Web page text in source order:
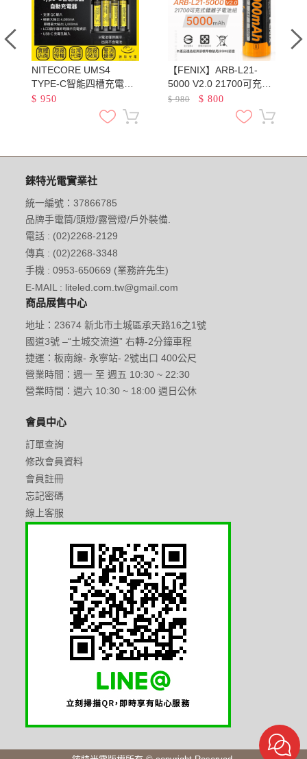
NITECORE UMS4
TYPE-C智能四槽充電器
QC3.0快充 18650 21700
鋰電池 AA AAA 鎳氫
$ 950
【FENIX】ARB-L21-
5000 V2.0 21700可充電
鋰電池 容量5000mAh 最
$980 $ 800
錸特光電實業社
統一編號：37866785
品牌手電筒/頭燈/露營燈/戶外裝備.
電話 : (02)2268-2129
傳真 : (02)2268-3348
手機 : 0953-650669 (業務許先生)
E-MAIL : liteled.com.tw@gmail.com
商品展售中心
地址：23674 新北市土城區承天路16之1號
國道3號 –“土城交流道” 右轉-2分鐘車程
捷運：板南線- 永寧站- 2號出口 400公尺
營業時間：週一 至 週五 10:30 ~ 22:30
營業時間：週六 10:30 ~ 18:00 週日公休
會員中心
訂單查詢
修改會員資料
會員註冊
忘記密碼
線上客服